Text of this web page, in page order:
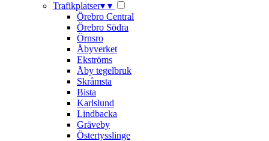
Trafikplatser▾ ▾
Örebro Central
Örebro Södra
Örnsro
Åbyverket
Ekströms
Åby tegelbruk
Skråmsta
Bista
Karlslund
Lindbacka
Gräveby
Östertysslinge